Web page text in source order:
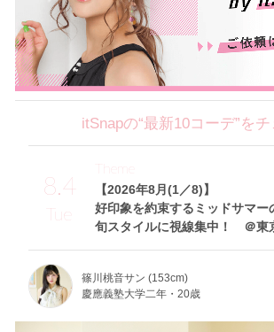
itSnapの“最新10コーデ”をチ
8.4
Tue
【2026年8月(1／8)】
好印象を約束するミッドサマー
旬スタイルに視線集中！ ＠東
Theme
篠川桃音サン (153cm)
慶應義塾大学二年・20歳